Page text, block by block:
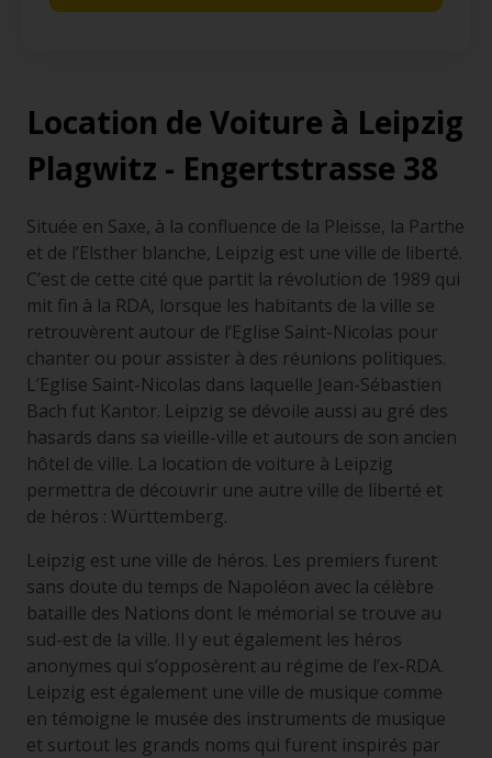
Location de Voiture à Leipzig
Plagwitz - Engertstrasse 38
Située en Saxe, à la confluence de la Pleisse, la Parthe
et de l’Elsther blanche, Leipzig est une ville de liberté.
C’est de cette cité que partit la révolution de 1989 qui
mit fin à la RDA, lorsque les habitants de la ville se
retrouvèrent autour de l’Eglise Saint-Nicolas pour
chanter ou pour assister à des réunions politiques.
L’Eglise Saint-Nicolas dans laquelle Jean-Sébastien
Bach fut Kantor. Leipzig se dévoile aussi au gré des
hasards dans sa vieille-ville et autours de son ancien
hôtel de ville. La location de voiture à Leipzig
permettra de découvrir une autre ville de liberté et
de héros : Württemberg.
Leipzig est une ville de héros. Les premiers furent
sans doute du temps de Napoléon avec la célèbre
bataille des Nations dont le mémorial se trouve au
sud-est de la ville. Il y eut également les héros
anonymes qui s’opposèrent au régime de l’ex-RDA.
Leipzig est également une ville de musique comme
en témoigne le musée des instruments de musique
et surtout les grands noms qui furent inspirés par